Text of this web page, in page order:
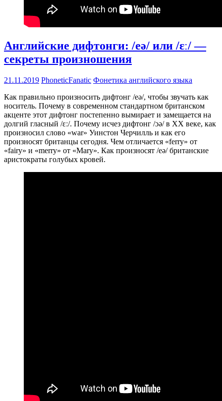
Английские дифтонги: /eə/ или /ɛː/ —
секреты произношения
21.11.2019 PhoneticFanatic Фонетика английского языка
Как правильно произносить дифтонг /eə/, чтобы звучать как
носитель. Почему в современном стандартном британском
акценте этот дифтонг постепенно вымирает и замещается на
долгий гласный /ɛː/. Почему исчез дифтонг /ɔə/ в XX веке, как
произносил слово «war» Уинстон Черчилль и как его
произносят британцы сегодня. Чем отличается «ferry» от
«fairy» и «merry» от «Mary». Как произносят /eə/ британские
аристократы голубых кровей.